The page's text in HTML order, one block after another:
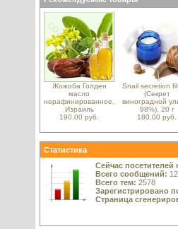
Жожоба Голден
масло
нерафинированное,
Израиль
190.00 руб.
Snail secretion
(Секрет
виноградной
98%), 20 г
180.00 руб.
Статистика
Сейчас
Всего сообщений:
Всего тем: 2578
Зарегистрировано
Страница